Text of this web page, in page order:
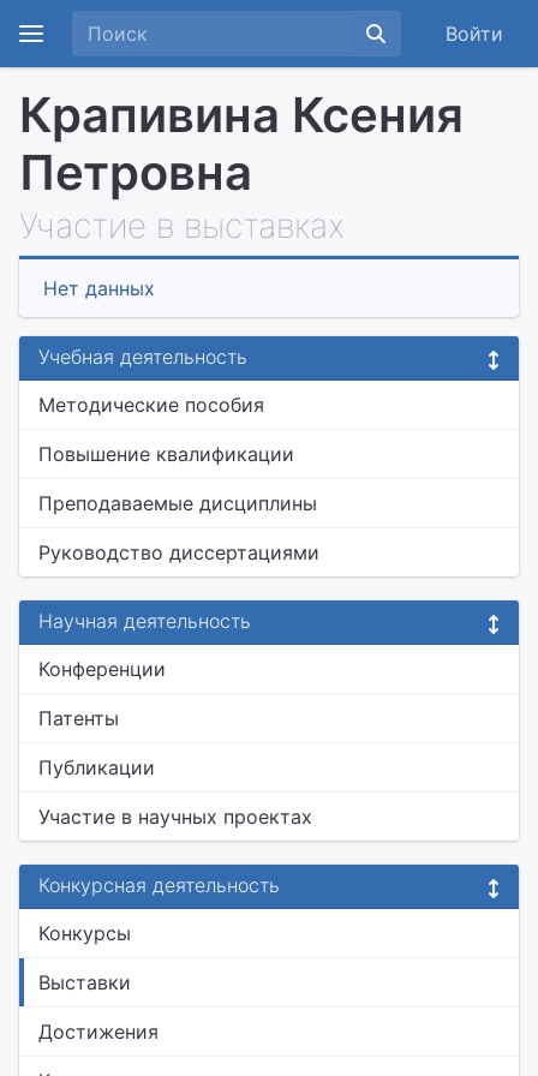
Войти
Крапивина Ксения
Петровна
Участие в выставках
Нет данных
Учебная деятельность
Методические пособия
Повышение квалификации
Преподаваемые дисциплины
Руководство диссертациями
Научная деятельность
Конференции
Патенты
Публикации
Участие в научных проектах
Конкурсная деятельность
Конкурсы
Выставки
Достижения